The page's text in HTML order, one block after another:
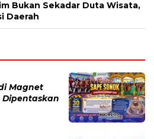
Bukan Sekadar Duta Wisata,
Daerah
Magnet
Dipentaskan